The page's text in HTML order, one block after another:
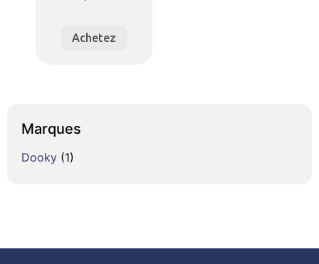
Achetez
Marques
Dooky (1)